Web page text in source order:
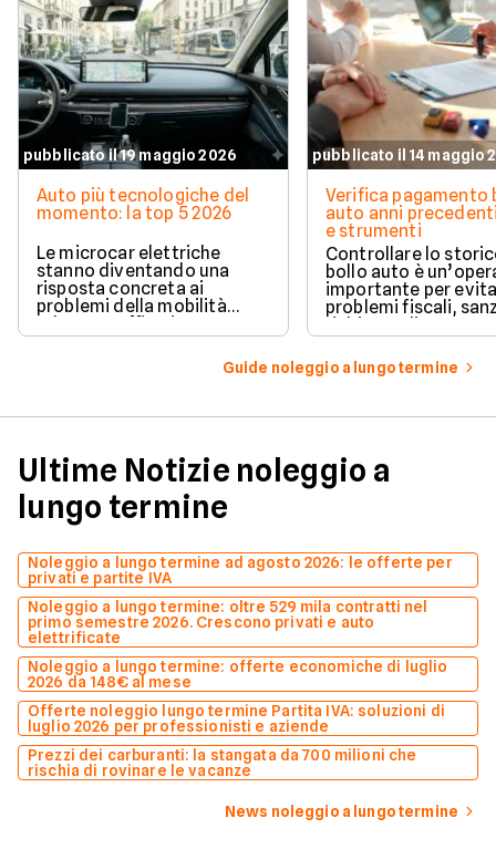
pubblicato il 19 maggio 2026
Auto più tecnologiche del
momento: la top 5 2026
Le microcar elettriche
stanno diventando una
risposta concreta ai
problemi della mobilità
urbana: traffico intenso,
parcheggi limitati e costi di
gestione sempre più alti.
pubblicato il 14 maggio
Verifica pagamento
auto anni
e strumenti
Controllare lo
bollo auto è
importante per
problemi fiscali,
richieste di
inattese.
Guide noleggio a lungo termine
Ultime Notizie noleggio a
lungo termine
Noleggio a lungo termine ad agosto 2026: le offerte per
privati e partite IVA
Noleggio a lungo termine: oltre 529 mila contratti nel
primo semestre 2026. Crescono privati e auto
elettrificate
Noleggio a lungo termine: offerte economiche di luglio
2026 da 148€ al mese
Offerte noleggio lungo termine Partita IVA: soluzioni di
luglio 2026 per professionisti e aziende
Prezzi dei carburanti: la stangata da 700 milioni che
rischia di rovinare le vacanze
News noleggio a lungo termine